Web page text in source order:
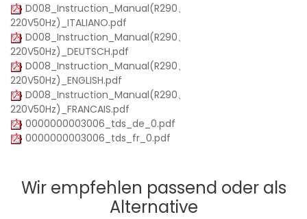
D008_Instruction_Manual(R290、
220V50Hz)_ITALIANO.pdf
D008_Instruction_Manual(R290、
220V50Hz)_DEUTSCH.pdf
D008_Instruction_Manual(R290、
220V50Hz)_ENGLISH.pdf
D008_Instruction_Manual(R290、
220V50Hz)_FRANCAIS.pdf
0000000003006_tds_de_0.pdf
0000000003006_tds_fr_0.pdf
Wir empfehlen passend oder als
Alternative